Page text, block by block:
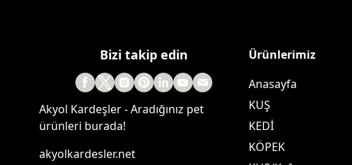
Bizi takip edin
Akyol Kardeşler - Aradığınız pet
ürünleri burada!
akyolkardesler.net
Ürünlerimiz
Anasayfa
KUŞ
KEDİ
KÖPEK